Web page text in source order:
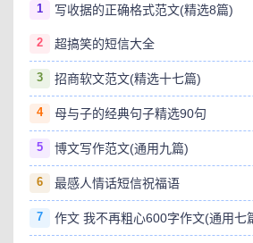
1 写收据的正确格式范文(精选8篇)
2 超搞笑的短信大全
3 招商软文范文(精选十七篇)
4 母与子的经典句子精选90句
5 博文写作范文(通用九篇)
6 最感人情话短信祝福语
7 作文 我不再粗心600字作文(通用七